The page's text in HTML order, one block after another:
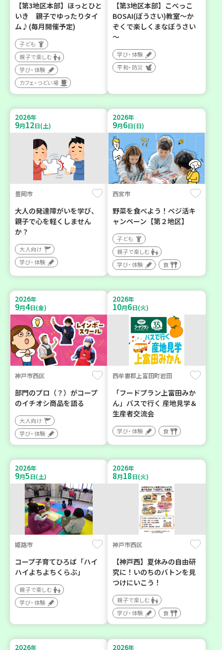
【第3地区本部】ほっとひと
いき 親子でゆったりタイ
ム♪(毎月開催予定)
子ども
親子で楽しむ
学び・体験
カフェ・つどい場
【第3地区本部】こべっこ
BOSAI(ぼうさい)教室～か
ぞくで楽しくまなぼうさい
～
学び・体験
平和・防災
2026年
9月12日(土)
豊岡市
大人の発達障がいを学び、
親子で心を軽くしません
か？
大人向け
学び・体験
2026年
9月6日(日)
西宮市
野菜を食べよう！ベジ活キ
ャンペーン【第２地区】
子ども
親子で楽しむ
学び・体験
食
2026年
9月4日(金)
神戸市西区
部門のプロ（？）がコープ
のイチオシ商品を語る
大人向け
学び・体験
2026年
10月6日(火)
西牟婁郡上富田町岩田
「フードプラン上富田みか
ん」バスで行く 産地見学＆
生産者交流会
学び・体験 食
2026年
9月5日(土)
姫路市
コープ子育てひろば「ハイ
ハイよちよちくらぶ」
親子で楽しむ
学び・体験
2026年
8月18日(火)
神戸市西区
【神戸西】夏休みの自由研
究に！いのちのバトンを見
つけにいこう！
親子で楽しむ
学び・体験
食
2026年 2026年